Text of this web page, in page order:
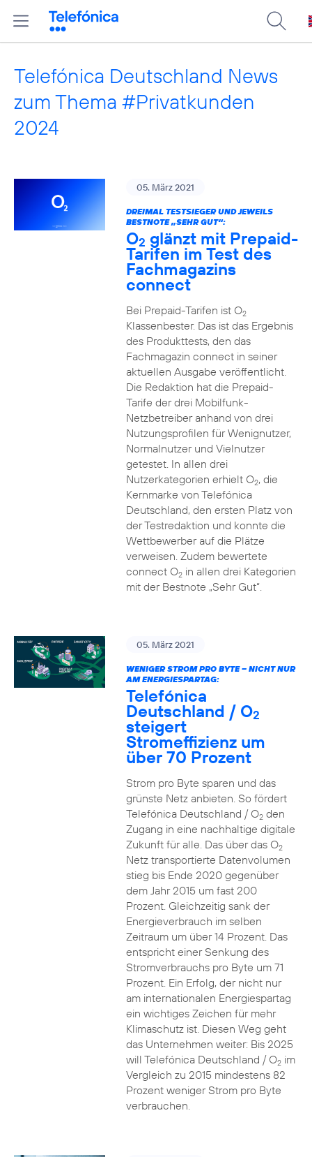
Telefónica Deutschland News
zum Thema #Privatkunden
2024
05. März 2021
DREIMAL TESTSIEGER UND JEWEILS
BESTNOTE „SEHR GUT“:
O2 glänzt mit Prepaid-
Tarifen im Test des
Fachmagazins
connect
Bei Prepaid-Tarifen ist O2
Klassenbester. Das ist das Ergebnis
des Produkttests, den das
Fachmagazin connect in seiner
aktuellen Ausgabe veröffentlicht.
Die Redaktion hat die Prepaid-
Tarife der drei Mobilfunk-
Netzbetreiber anhand von drei
Nutzungsprofilen für Wenignutzer,
Normalnutzer und Vielnutzer
getestet. In allen drei
Nutzerkategorien erhielt O2, die
Kernmarke von Telefónica
Deutschland, den ersten Platz von
der Testredaktion und konnte die
Wettbewerber auf die Plätze
verweisen. Zudem bewertete
connect O2in allen drei Kategorien
mit der Bestnote „Sehr Gut“.
05. März 2021
WENIGER STROM PRO BYTE – NICHT NUR
AM ENERGIESPARTAG:
Telefónica
Deutschland / O2
steigert
Stromeffizienz um
über 70 Prozent
Strom pro Byte sparen und das
grünste Netz anbieten. So fördert
Telefónica Deutschland / O2den
Zugang in eine nachhaltige digitale
Zukunft für alle. Das über das O2
Netz transportierte Datenvolumen
stieg bis Ende 2020 gegenüber
dem Jahr 2015 um fast 200
Prozent. Gleichzeitig sank der
Energieverbrauch im selben
Zeitraum um über 14 Prozent. Das
entspricht einer Senkung des
Stromverbrauchs pro Byte um 71
Prozent. Ein Erfolg, der nicht nur
am internationalen Energiespartag
ein wichtiges Zeichen für mehr
Klimaschutz ist. Diesen Weg geht
das Unternehmen weiter: Bis 2025
will Telefónica Deutschland / O2im
Vergleich zu 2015 mindestens 82
Prozent weniger Strom pro Byte
verbrauchen.